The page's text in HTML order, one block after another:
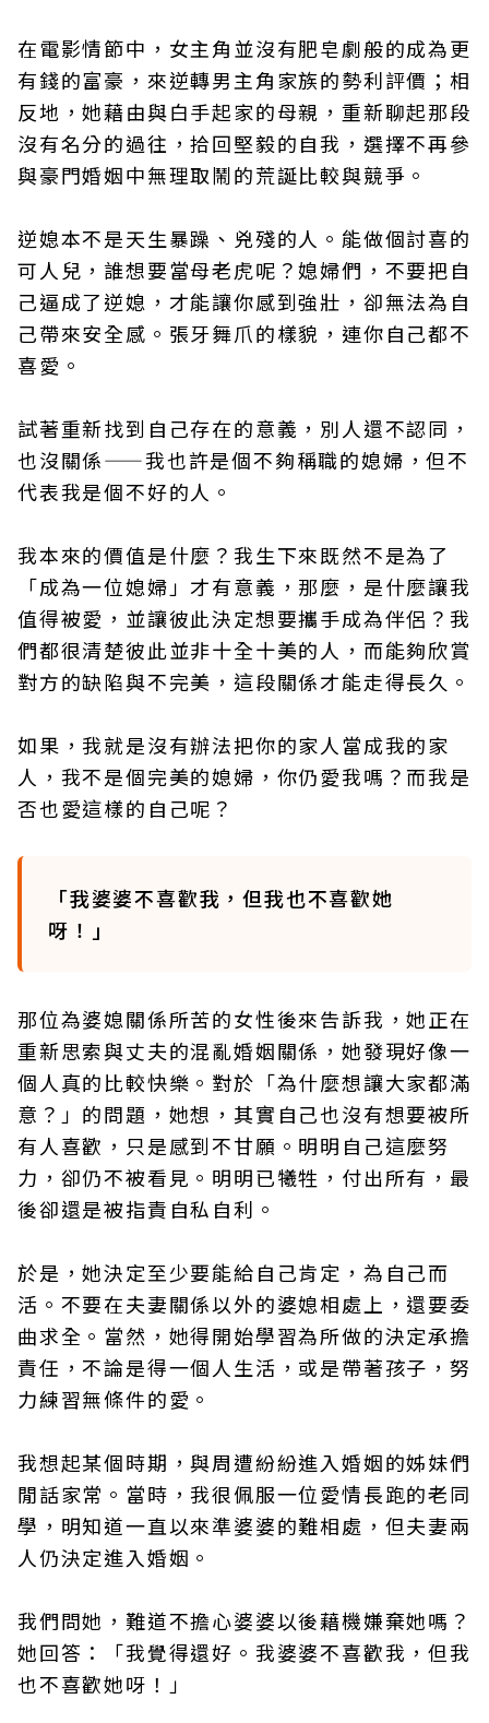
在電影情節中，女主角並沒有肥皂劇般的成為更
有錢的富豪，來逆轉男主角家族的勢利評價；相
反地，她藉由與白手起家的母親，重新聊起那段
沒有名分的過往，拾回堅毅的自我，選擇不再參
與豪門婚姻中無理取鬧的荒誕比較與競爭。
逆媳本不是天生暴躁、兇殘的人。能做個討喜的
可人兒，誰想要當母老虎呢？媳婦們，不要把自
己逼成了逆媳，才能讓你感到強壯，卻無法為自
己帶來安全感。張牙舞爪的樣貌，連你自己都不
喜愛。
試著重新找到自己存在的意義，別人還不認同，
也沒關係——我也許是個不夠稱職的媳婦，但不
代表我是個不好的人。
我本來的價值是什麼？我生下來既然不是為了
「成為一位媳婦」才有意義，那麼，是什麼讓我
值得被愛，並讓彼此決定想要攜手成為伴侶？我
們都很清楚彼此並非十全十美的人，而能夠欣賞
對方的缺陷與不完美，這段關係才能走得長久。
如果，我就是沒有辦法把你的家人當成我的家
人，我不是個完美的媳婦，你仍愛我嗎？而我是
否也愛這樣的自己呢？
「我婆婆不喜歡我，但我也不喜歡她
呀！」
那位為婆媳關係所苦的女性後來告訴我，她正在
重新思索與丈夫的混亂婚姻關係，她發現好像一
個人真的比較快樂。對於「為什麼想讓大家都滿
意？」的問題，她想，其實自己也沒有想要被所
有人喜歡，只是感到不甘願。明明自己這麼努
力，卻仍不被看見。明明已犧牲，付出所有，最
後卻還是被指責自私自利。
於是，她決定至少要能給自己肯定，為自己而
活。不要在夫妻關係以外的婆媳相處上，還要委
曲求全。當然，她得開始學習為所做的決定承擔
責任，不論是得一個人生活，或是帶著孩子，努
力練習無條件的愛。
我想起某個時期，與周遭紛紛進入婚姻的姊妹們
閒話家常。當時，我很佩服一位愛情長跑的老同
學，明知道一直以來準婆婆的難相處，但夫妻兩
人仍決定進入婚姻。
我們問她，難道不擔心婆婆以後藉機嫌棄她嗎？
她回答：「我覺得還好。我婆婆不喜歡我，但我
也不喜歡她呀！」